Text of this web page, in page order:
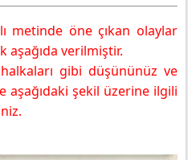
metinde öne çıkan olaylar
aşağıda verilmiştir.
gibi düşününüz ve
şekil üzerine ilgili